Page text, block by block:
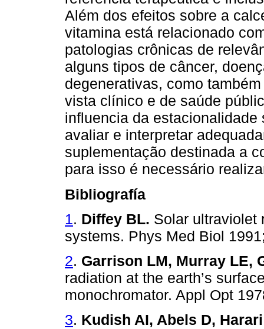
Além dos efeitos sobre a
vitamina está relacionado
patologias crônicas de
alguns tipos de câncer,
degenerativas, como
vista clínico e de saúde
influencia da
avaliar e interpretar
suplementação destinada a
para isso é necessário
Bibliografía
1. Diffey BL. Solar ultraviolet
systems. Phys Med Biol
2. Garrison LM, Murray LE,
radiation at the earth’s
monochromator. Appl Opt
3. Kudish AI, Abels D,